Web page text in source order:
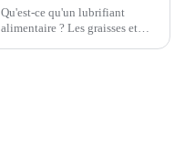
Qu'est-ce qu'un lubrifiant
alimentaire ? Les graisses et